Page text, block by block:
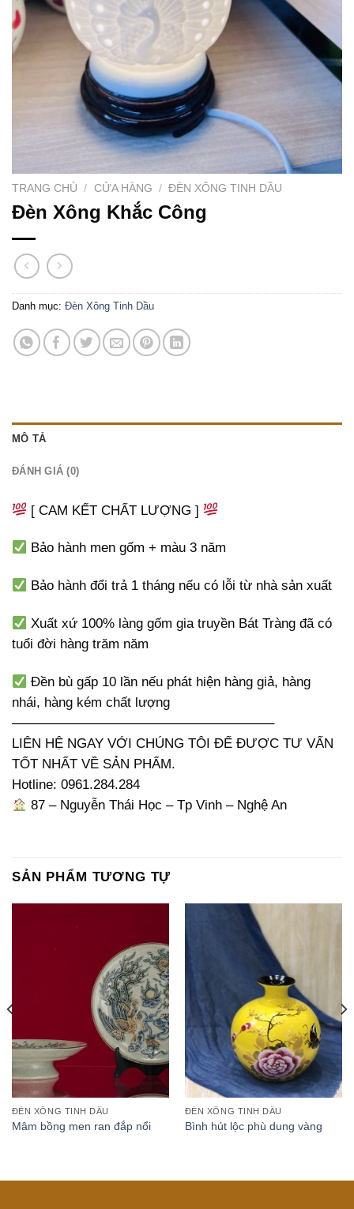
TRANG CHỦ / CỬA HÀNG / ĐÈN XÔNG TINH DẦU
Đèn Xông Khắc Công
Danh mục: Đèn Xông Tinh Dầu
MÔ TẢ
ĐÁNH GIÁ (0)
[ CAM KẾT CHẤT LƯỢNG ]
Bảo hành men gốm + màu 3 năm
Bảo hành đổi trả 1 tháng nếu có lỗi từ nhà sản xuất
Xuất xứ 100% làng gốm gia truyền Bát Tràng đã có
tuổi đời hàng trăm năm
Đền bù gấp 10 lần nếu phát hiện hàng giả, hàng
nhái, hàng kém chất lượng
———————————————————–
LIÊN HỆ NGAY VỚI CHÚNG TÔI ĐỂ ĐƯỢC TƯ VẤN
TỐT NHẤT VỀ SẢN PHẨM.
Hotline: 0961.284.284
87 – Nguyễn Thái Học – Tp Vinh – Nghệ An
SẢN PHẨM TƯƠNG TỰ
ĐÈN XÔNG TINH DẦU
Mâm bồng men ran đắp nổi
ĐÈN XÔNG TINH DẦU
Bình hút lộc phù dung vàng